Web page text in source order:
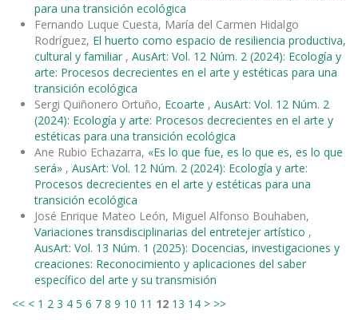
para una transición ecológica
Fernando Luque Cuesta, María del Carmen Hidalgo
Rodríguez, El huerto como espacio de resiliencia productiva,
cultural y familiar , AusArt: Vol. 12 Núm. 2 (2024): Ecología y
arte: Procesos decrecientes en el arte y estéticas para una
transición ecológica
Sergi Quiñonero Ortuño, Ecoarte , AusArt: Vol. 12 Núm. 2
(2024): Ecología y arte: Procesos decrecientes en el arte y
estéticas para una transición ecológica
Ane Rubio Echazarra, «Es lo que fue, es lo que es, es lo que
será» , AusArt: Vol. 12 Núm. 2 (2024): Ecología y arte:
Procesos decrecientes en el arte y estéticas para una
transición ecológica
José Enrique Mateo León, Miguel Alfonso Bouhaben,
Variaciones transdisciplinarias del entretejer artístico ,
AusArt: Vol. 13 Núm. 1 (2025): Docencias, investigaciones y
creaciones: Reconocimiento y aplicaciones del saber
específico del arte y su transmisión
<< < 1 2 3 4 5 6 7 8 9 10 11 12 13 14 > >>